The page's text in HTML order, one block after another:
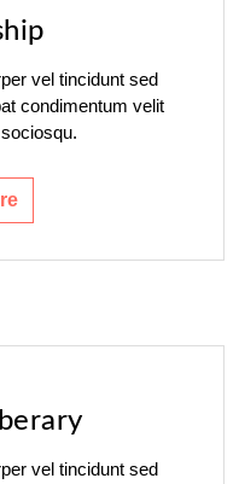
vel tincidunt sed
condimentum velit
vel tincidunt sed